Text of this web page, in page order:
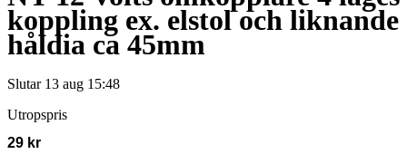
koppling ex. elstol och liknande
håldia ca 45mm
Slutar 13 aug 15:48
Utropspris
29 kr